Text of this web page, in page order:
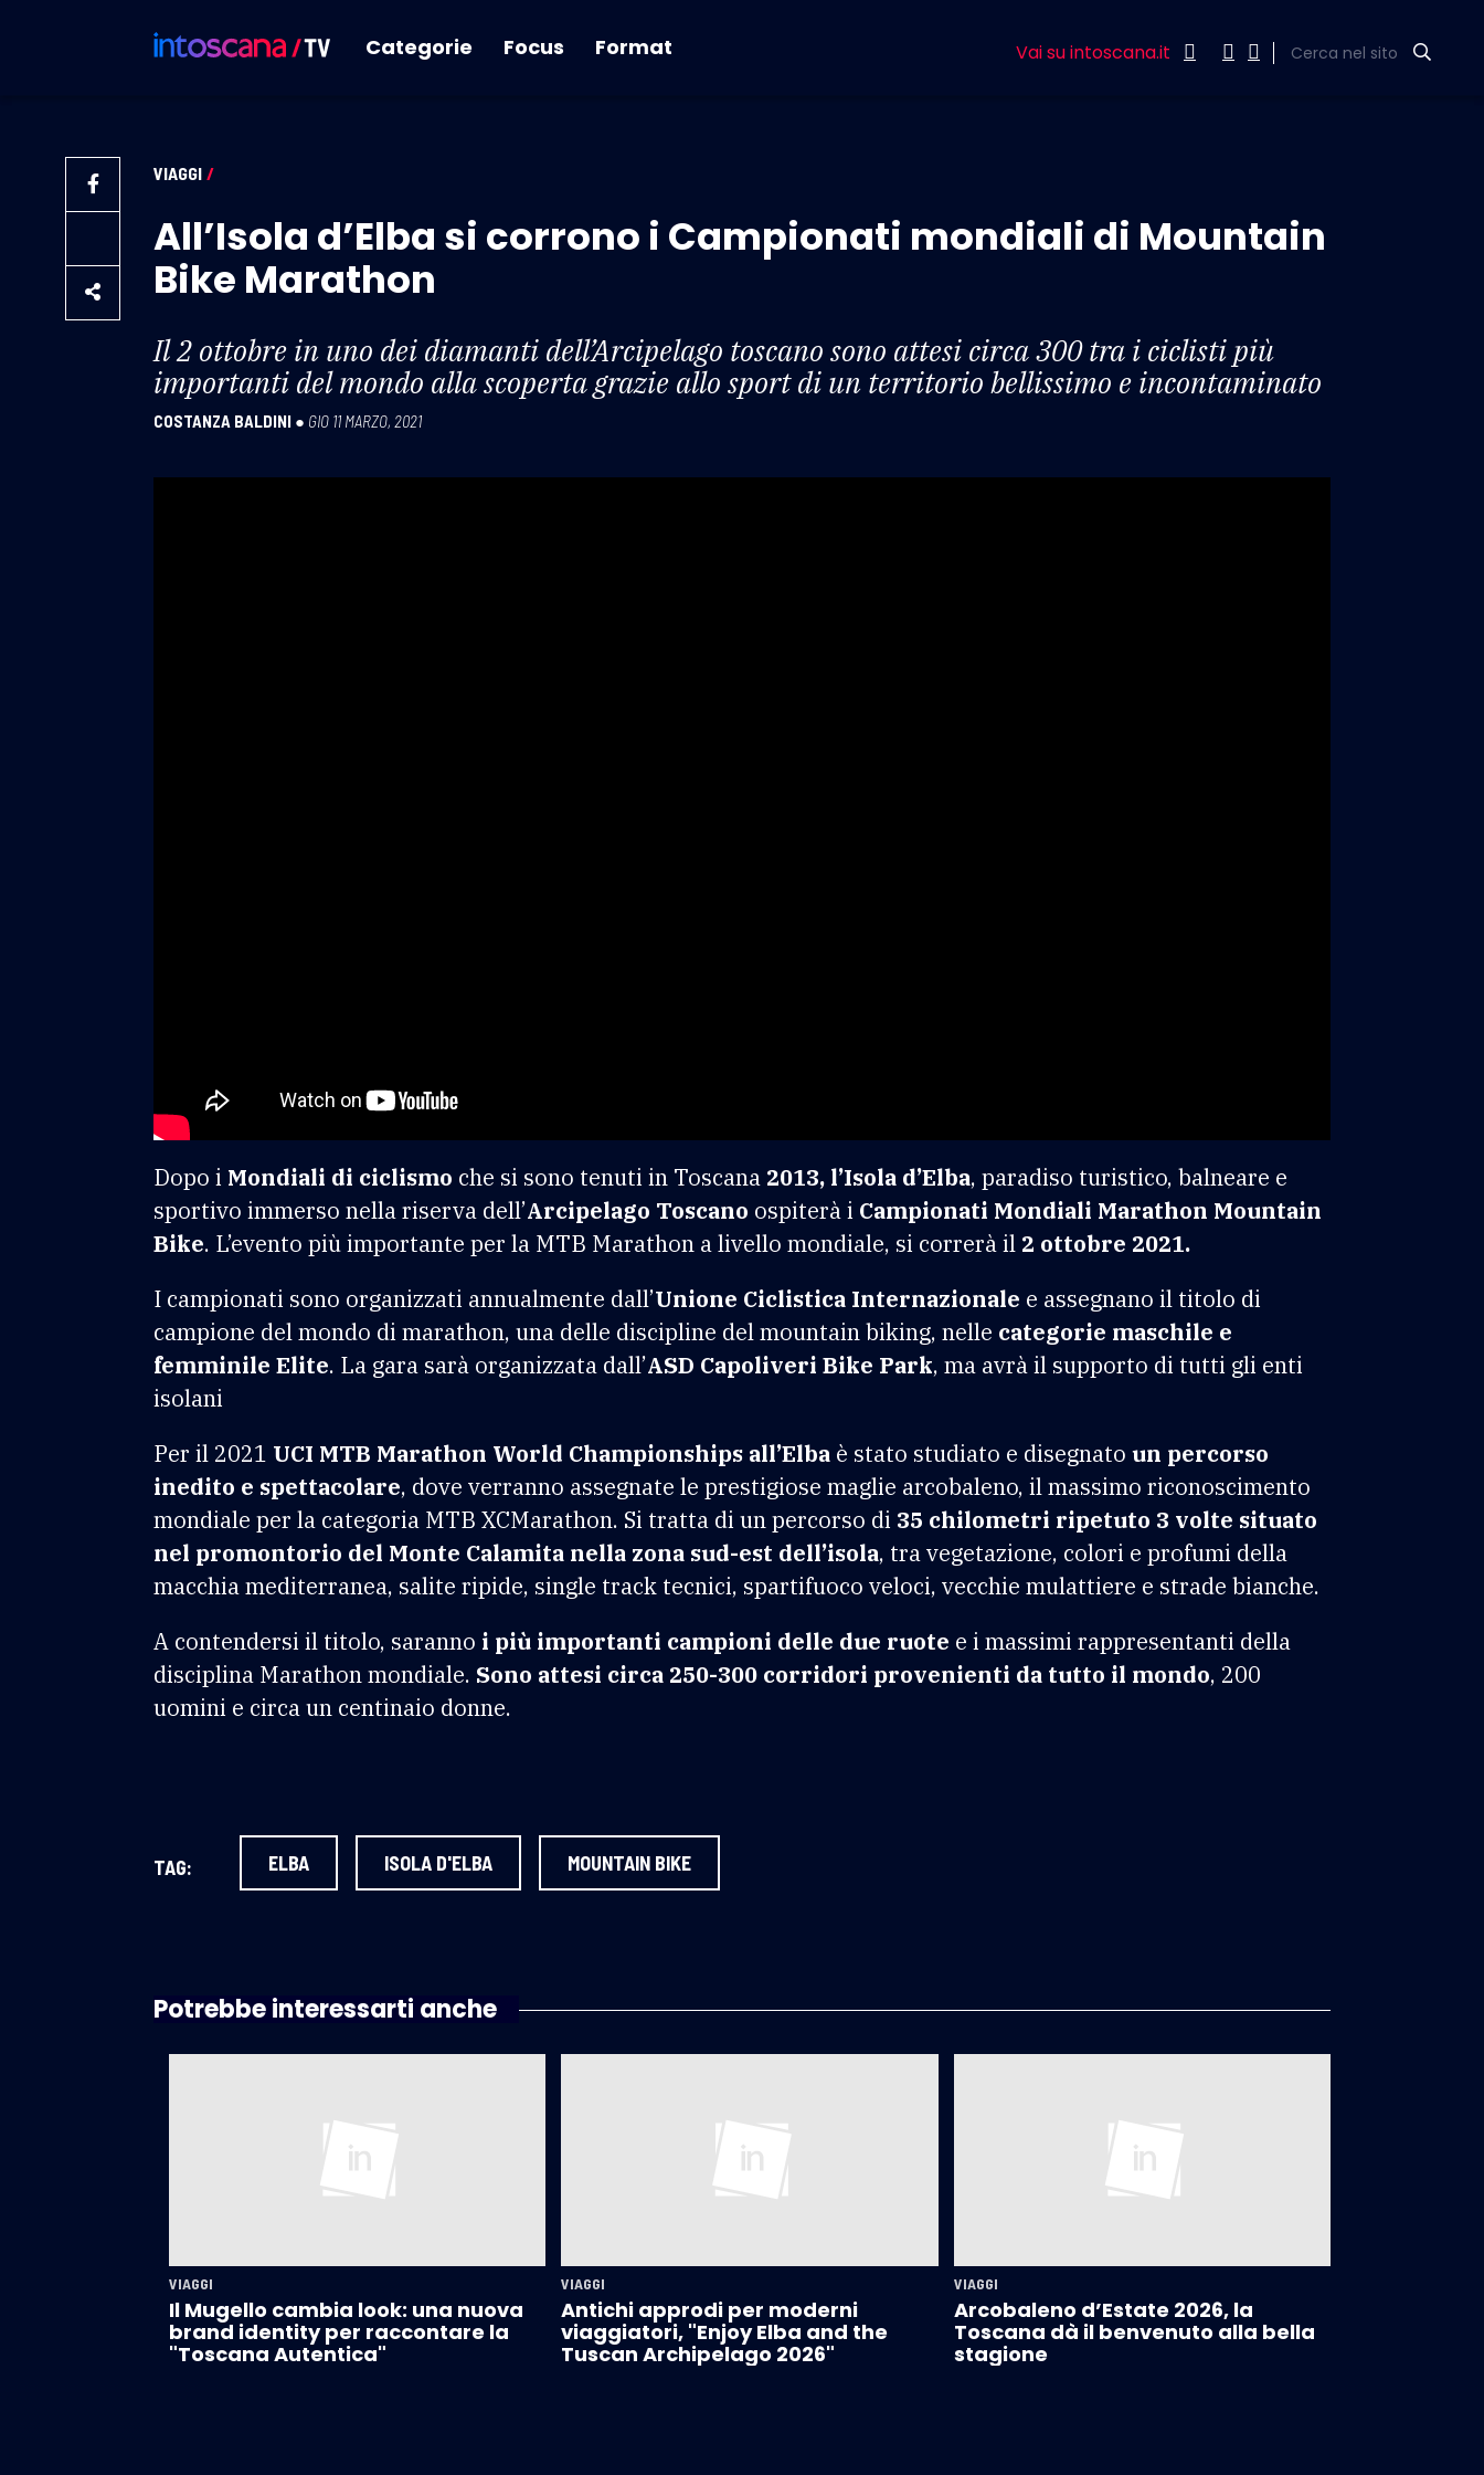
Categorie Focus Format Vai su intoscana.it Cerca nel sito
VIAGGI /
All’Isola d’Elba si corrono i Campionati mondiali di Mountain
Bike Marathon
Il 2 ottobre in uno dei diamanti dell’Arcipelago toscano sono attesi circa 300 tra i ciclisti più
importanti del mondo alla scoperta grazie allo sport di un territorio bellissimo e incontaminato
COSTANZA BALDINI ● GIO 11 MARZO, 2021
Dopo i Mondiali di ciclismo che si sono tenuti in Toscana 2013, l’Isola d’Elba, paradiso turistico, balneare e
sportivo immerso nella riserva dell’Arcipelago Toscano ospiterà i Campionati Mondiali Marathon Mountain
Bike. L’evento più importante per la MTB Marathon a livello mondiale, si correrà il 2 ottobre 2021.
I campionati sono organizzati annualmente dall’Unione Ciclistica Internazionale e assegnano il titolo di
campione del mondo di marathon, una delle discipline del mountain biking, nelle categorie maschile e
femminile Elite. La gara sarà organizzata dall’ASD Capoliveri Bike Park, ma avrà il supporto di tutti gli enti
isolani
Per il 2021 UCI MTB Marathon World Championships all’Elba è stato studiato e disegnato un percorso
inedito e spettacolare, dove verranno assegnate le prestigiose maglie arcobaleno, il massimo riconoscimento
mondiale per la categoria MTB XCMarathon. Si tratta di un percorso di 35 chilometri ripetuto 3 volte situato
nel promontorio del Monte Calamita nella zona sud-est dell’isola, tra vegetazione, colori e profumi della
macchia mediterranea, salite ripide, single track tecnici, spartifuoco veloci, vecchie mulattiere e strade bianche.
A contendersi il titolo, saranno i più importanti campioni delle due ruote e i massimi rappresentanti della
disciplina Marathon mondiale. Sono attesi circa 250-300 corridori provenienti da tutto il mondo, 200
uomini e circa un centinaio donne.
TAG: ELBA ISOLA D'ELBA MOUNTAIN BIKE
Potrebbe interessarti anche
VIAGGI
Il Mugello cambia look: una nuova
brand identity per raccontare la
"Toscana Autentica"
VIAGGI
Antichi approdi per moderni
viaggiatori, "Enjoy Elba and the
Tuscan Archipelago 2026"
VIAGGI
Arcobaleno d’Estate 2026, la
Toscana dà il benvenuto alla bella
stagione